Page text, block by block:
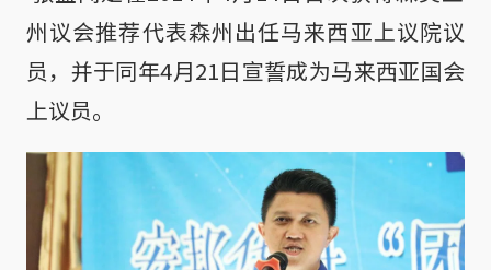
州议会推荐代表森州出任马来西亚上议院议
员，并于同年4月21日宣誓成为马来西亚国会
上议员。